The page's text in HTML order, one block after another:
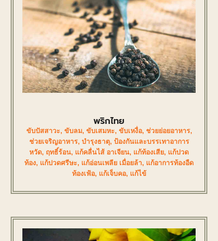
พริกไทย
ขับปัสสาวะ, ขับลม, ขับเสมหะ, ขับเหงื่อ, ช่วยย่อยอาหาร,
ช่วยเจริญอาหาร, บำรุงธาตุ, ป้องกันและบรรเทาอาการ
หวัด, ฤทธิ์ร้อน, แก้คลื่นไส้ อาเจียน, แก้ท้องเสีย, แก้ปวด
ท้อง, แก้ปวดศรีษะ, แก้อ่อนเพลีย เมื่อยล้า, แก้อาการท้องอืด
ท้องเฟ้อ, แก้เจ็บคอ, แก้ไข้